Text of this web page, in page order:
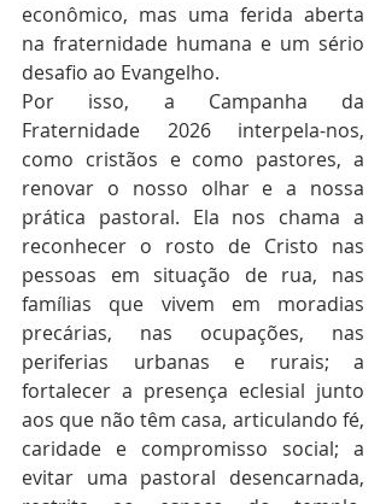
econômico, mas uma ferida aberta
na fraternidade humana e um sério
desafio ao Evangelho.
Por isso, a Campanha da
Fraternidade 2026 interpela-nos,
como cristãos e como pastores, a
renovar o nosso olhar e a nossa
prática pastoral. Ela nos chama a
reconhecer o rosto de Cristo nas
pessoas em situação de rua, nas
famílias que vivem em moradias
precárias, nas ocupações, nas
periferias urbanas e rurais; a
fortalecer a presença eclesial junto
aos que não têm casa, articulando fé,
caridade e compromisso social; a
evitar uma pastoral desencarnada,